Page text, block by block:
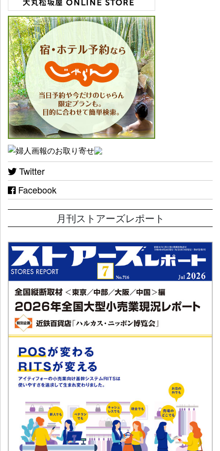
Twitter
Facebook
月刊ストアーズレポート